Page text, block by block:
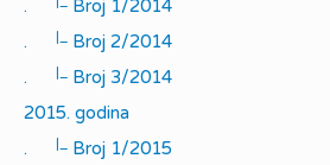
.
Broj 1/2014
.
|_
Broj 2/2014
.
|_
Broj 3/2014
2015. godina
.
|_
Broj 1/2015